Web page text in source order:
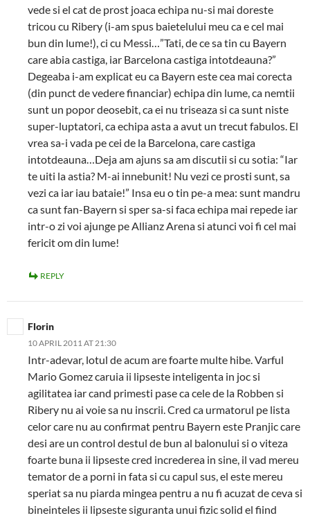
vede si el cat de prost joaca echipa nu-si mai doreste
tricou cu Ribery (i-am spus baietelului meu ca e cel mai
bun din lume!), ci cu Messi…”Tati, de ce sa tin cu Bayern
care abia castiga, iar Barcelona castiga intotdeauna?”
Degeaba i-am explicat eu ca Bayern este cea mai corecta
(din punct de vedere financiar) echipa din lume, ca nemtii
sunt un popor deosebit, ca ei nu triseaza si ca sunt niste
super-luptatori, ca echipa asta a avut un trecut fabulos. El
vrea sa-i vada pe cei de la Barcelona, care castiga
intotdeauna…Deja am ajuns sa am discutii si cu sotia: “Iar
te uiti la astia? M-ai innebunit! Nu vezi ce prosti sunt, sa
vezi ca iar iau bataie!” Insa eu o tin pe-a mea: sunt mandru
ca sunt fan-Bayern si sper sa-si faca echipa mai repede iar
intr-o zi voi ajunge pe Allianz Arena si atunci voi fi cel mai
fericit om din lume!
REPLY
Florin
10 APRIL 2011 AT 21:30
Intr-adevar, lotul de acum are foarte multe hibe. Varful
Mario Gomez caruia ii lipseste inteligenta in joc si
agilitatea iar cand primesti pase ca cele de la Robben si
Ribery nu ai voie sa nu inscrii. Cred ca urmatorul pe lista
celor care nu au confirmat pentru Bayern este Pranjic care
desi are un control destul de bun al balonului si o viteza
foarte buna ii lipseste cred increderea in sine, il vad mereu
temator de a porni in fata si cu capul sus, el este mereu
speriat sa nu piarda mingea pentru a nu fi acuzat de ceva si
bineinteles ii lipseste siguranta unui fizic solid el fiind